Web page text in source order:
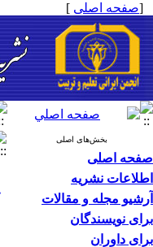
[صفحه اصلی ]
بخش‌های اصلی
صفحه اصلی
اطلاعات نشریه
آرشیو مجله و مقالات
برای نویسندگان
برای داوران